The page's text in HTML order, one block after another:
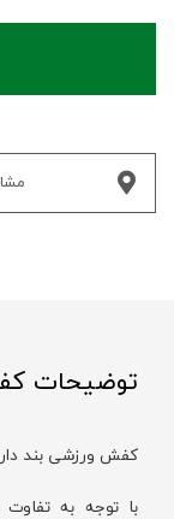
توضیحات کفش
کفش ورزشی بند‌
با توجه به